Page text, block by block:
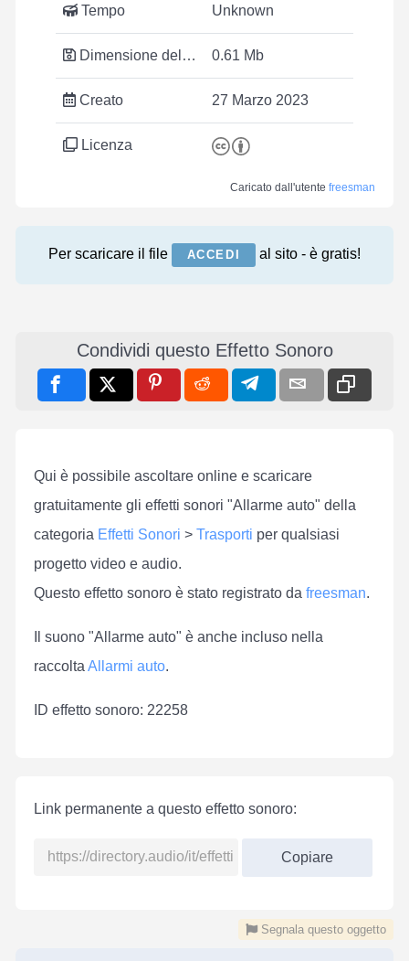
Tempo Unknown
Dimensione del file 0.61 Mb
Creato 27 Marzo 2023
Licenza
Caricato dall'utente freesman
Per scaricare il file ACCEDI al sito - è gratis!
Condividi questo Effetto Sonoro
Qui è possibile ascoltare online e scaricare
gratuitamente gli effetti sonori "Allarme auto" della
categoria Effetti Sonori > Trasporti per qualsiasi
progetto video e audio.
Questo effetto sonoro è stato registrato da freesman.
Il suono "Allarme auto" è anche incluso nella
raccolta Allarmi auto.
ID effetto sonoro: 22258
Link permanente a questo effetto sonoro:
Copiare
Segnala questo oggetto